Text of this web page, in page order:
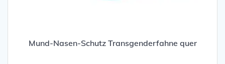
Mund-Nasen-Schutz Transgenderfahne quer